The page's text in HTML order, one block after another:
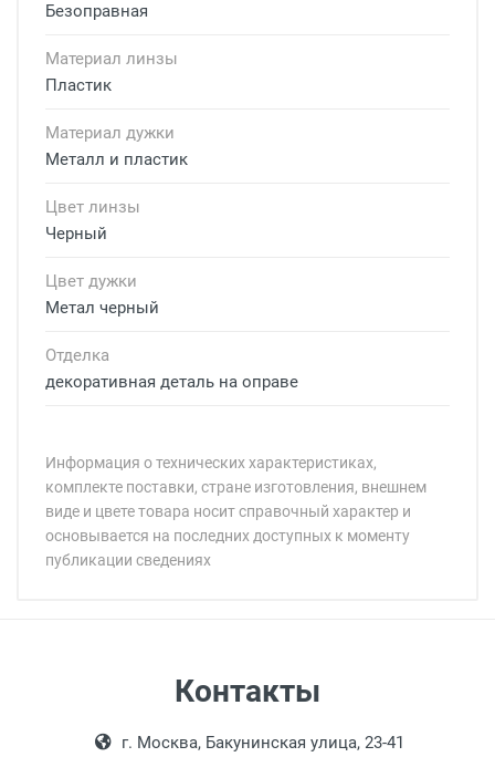
Безоправная
Материал линзы
Пластик
Материал дужки
Металл и пластик
Цвет линзы
Черный
Цвет дужки
Метал черный
Отделка
декоративная деталь на оправе
Информация о технических характеристиках,
комплекте поставки, стране изготовления, внешнем
виде и цвете товара носит справочный характер и
основывается на последних доступных к моменту
публикации сведениях
Общая ширина:
18:00, по субботам с 11:00 до 15:00, в
Контакты
г. Москва, Бакунинская улица, 23-41